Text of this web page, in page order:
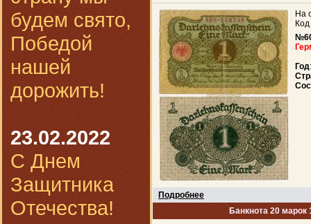
будем свято,
Победой
нашей
дорожить!
23.02.2022
С Днем
Защитника
Отечества!
На
Год
Подробнее
Банкнота 20 марок